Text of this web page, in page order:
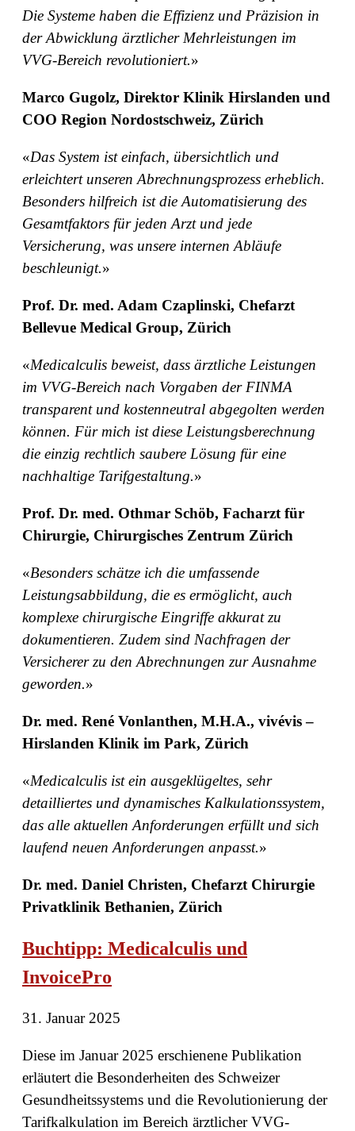
Die Systeme haben die Effizienz und Präzision in
der Abwicklung ärztlicher Mehrleistungen im
VVG-Bereich revolutioniert.»
Marco Gugolz, Direktor Klinik Hirslanden und
COO Region Nordostschweiz, Zürich
«Das System ist einfach, übersichtlich und
erleichtert unseren Abrechnungsprozess erheblich.
Besonders hilfreich ist die Automatisierung des
Gesamtfaktors für jeden Arzt und jede
Versicherung, was unsere internen Abläufe
beschleunigt.»
Prof. Dr. med. Adam Czaplinski, Chefarzt
Bellevue Medical Group, Zürich
«Medicalculis beweist, dass ärztliche Leistungen
im VVG-Bereich nach Vorgaben der FINMA
transparent und kostenneutral abgegolten werden
können. Für mich ist diese Leistungsberechnung
die einzig rechtlich saubere Lösung für eine
nachhaltige Tarifgestaltung.»
Prof. Dr. med. Othmar Schöb, Facharzt für
Chirurgie, Chirurgisches Zentrum Zürich
«Besonders schätze ich die umfassende
Leistungsabbildung, die es ermöglicht, auch
komplexe chirurgische Eingriffe akkurat zu
dokumentieren. Zudem sind Nachfragen der
Versicherer zu den Abrechnungen zur Ausnahme
geworden.»
Dr. med. René Vonlanthen, M.H.A., vivévis –
Hirslanden Klinik im Park, Zürich
«Medicalculis ist ein ausgeklügeltes, sehr
detailliertes und dynamisches Kalkulationssystem,
das alle aktuellen Anforderungen erfüllt und sich
laufend neuen Anforderungen anpasst.»
Dr. med. Daniel Christen, Chefarzt Chirurgie
Privatklinik Bethanien, Zürich
Buchtipp: Medicalculis und
InvoicePro
31. Januar 2025
Diese im Januar 2025 erschienene Publikation
erläutert die Besonderheiten des Schweizer
Gesundheitssystems und die Revolutionierung der
Tarifkalkulation im Bereich ärztlicher VVG-